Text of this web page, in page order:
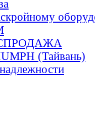
(Тайвань)